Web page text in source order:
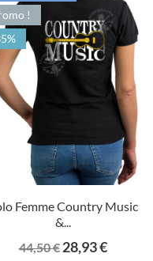
Femme Country Music
&...
Prix
44,50 € Prix
28,93 €
!